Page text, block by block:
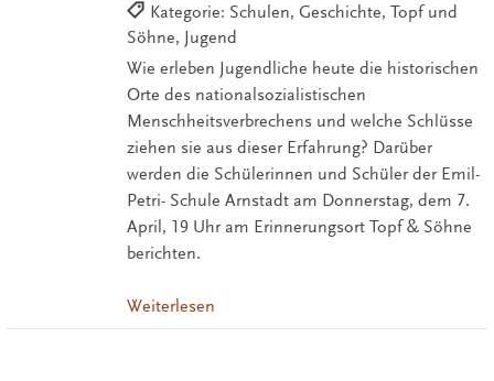
Kategorie: Schulen, Geschichte, Topf und
Söhne, Jugend
Wie erleben Jugendliche heute die historischen
Orte des nationalsozialistischen
Menschheitsverbrechens und welche Schlüsse
ziehen sie aus dieser Erfahrung? Darüber
werden die Schülerinnen und Schüler der Emil-
Petri- Schule Arnstadt am Donnerstag, dem 7.
April, 19 Uhr am Erinnerungsort Topf & Söhne
berichten.
Weiterlesen